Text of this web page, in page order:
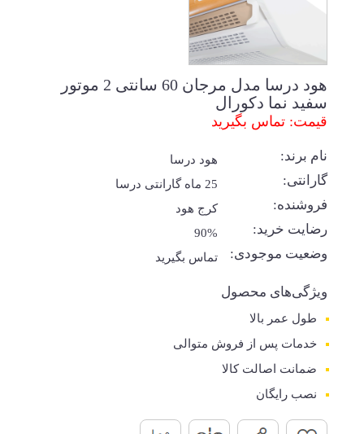
هود درسا مدل مرجان 60 سانتی 2 موتور
سفید نما دکورال
قیمت: تماس بگیرید
نام برند: هود درسا
گارانتی: 25 ماه گارانتی درسا
فروشنده: کرج هود
رضایت خرید: 90%
وضعیت موجودی: تماس بگیرید
ویژگی‌های محصول
طول عمر بالا
خدمات پس از فروش متوالی
ضمانت اصالت کالا
نصب رایگان